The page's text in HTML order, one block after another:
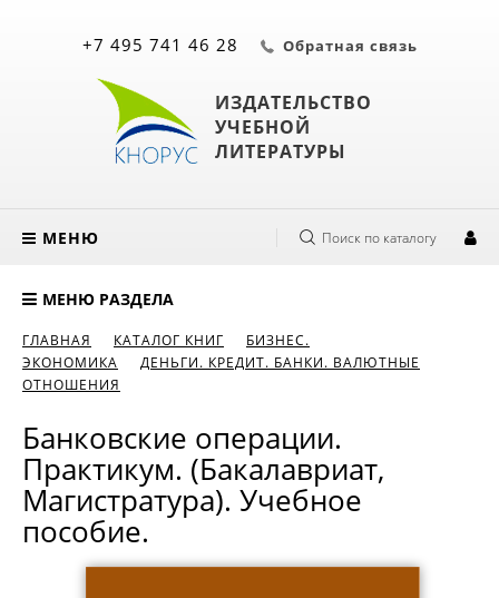
ИЗДАТЕЛЬСТВО
УЧЕБНОЙ
ЛИТЕРАТУРЫ
+7 495 741 46 28 Обратная связь
МЕНЮ Поиск по каталогу
МЕНЮ РАЗДЕЛА
ГЛАВНАЯ КАТАЛОГ КНИГ
БИЗНЕС.
ЭКОНОМИКА
ДЕНЬГИ. КРЕДИТ. БАНКИ. ВАЛЮТНЫЕ
ОТНОШЕНИЯ
Банковские операции.
Практикум. (Бакалавриат,
Магистратура). Учебное
пособие.